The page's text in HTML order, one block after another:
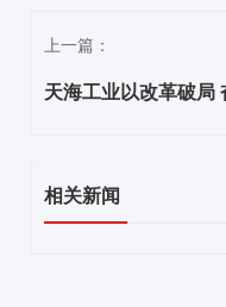
上一篇：
天海工业以改革破局
相关新闻